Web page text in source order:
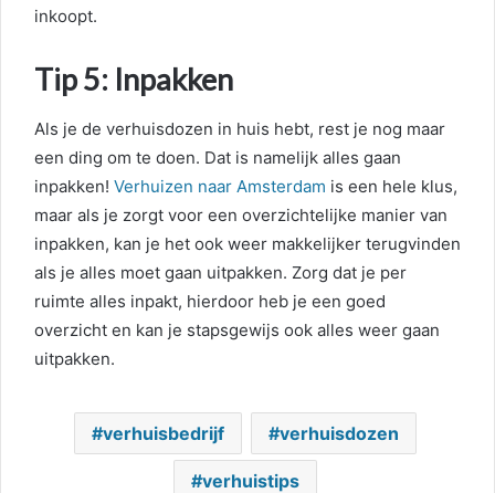
inkoopt.
Tip 5: Inpakken
Als je de verhuisdozen in huis hebt, rest je nog maar
een ding om te doen. Dat is namelijk alles gaan
inpakken! Verhuizen naar Amsterdam is een hele klus,
maar als je zorgt voor een overzichtelijke manier van
inpakken, kan je het ook weer makkelijker terugvinden
als je alles moet gaan uitpakken. Zorg dat je per
ruimte alles inpakt, hierdoor heb je een goed
overzicht en kan je stapsgewijs ook alles weer gaan
uitpakken.
verhuisbedrijf verhuisdozen
verhuistips